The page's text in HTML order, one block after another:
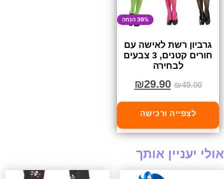
39% הנחה
גרביון רשת לאישה עם
חורים קטנים, 3 צבעים
לבחירה
₪49.00
₪29.90
לצפייה ורכישה
אולי יעניין אותך